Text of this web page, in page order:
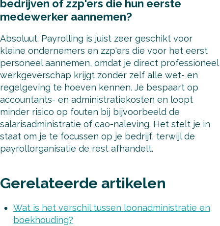
bedrijven of zzp'ers die hun eerste
medewerker aannemen?
Absoluut. Payrolling is juist zeer geschikt voor
kleine ondernemers en zzp'ers die voor het eerst
personeel aannemen, omdat je direct professioneel
werkgeverschap krijgt zonder zelf alle wet- en
regelgeving te hoeven kennen. Je bespaart op
accountants- en administratiekosten en loopt
minder risico op fouten bij bijvoorbeeld de
salarisadministratie of cao-naleving. Het stelt je in
staat om je te focussen op je bedrijf, terwijl de
payrollorganisatie de rest afhandelt.
Gerelateerde artikelen
Wat is het verschil tussen loonadministratie en
boekhouding?